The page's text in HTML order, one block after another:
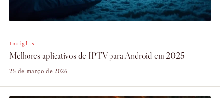
Insights
Melhores aplicativos de IPTV para Android em 2025
25 de março de 2026